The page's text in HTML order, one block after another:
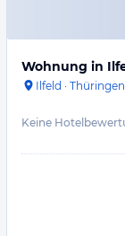
Wohnung in
Ilfeld · Thüringen
Keine